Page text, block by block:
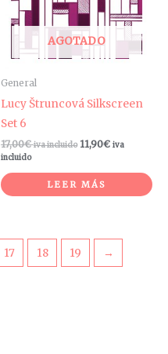
AGOTADO
General
Lucy Štruncová Silkscreen
Set 6
17,00€ iva incluido 11,90€ iva
incluido
LEER MÁS
17 18 19 →